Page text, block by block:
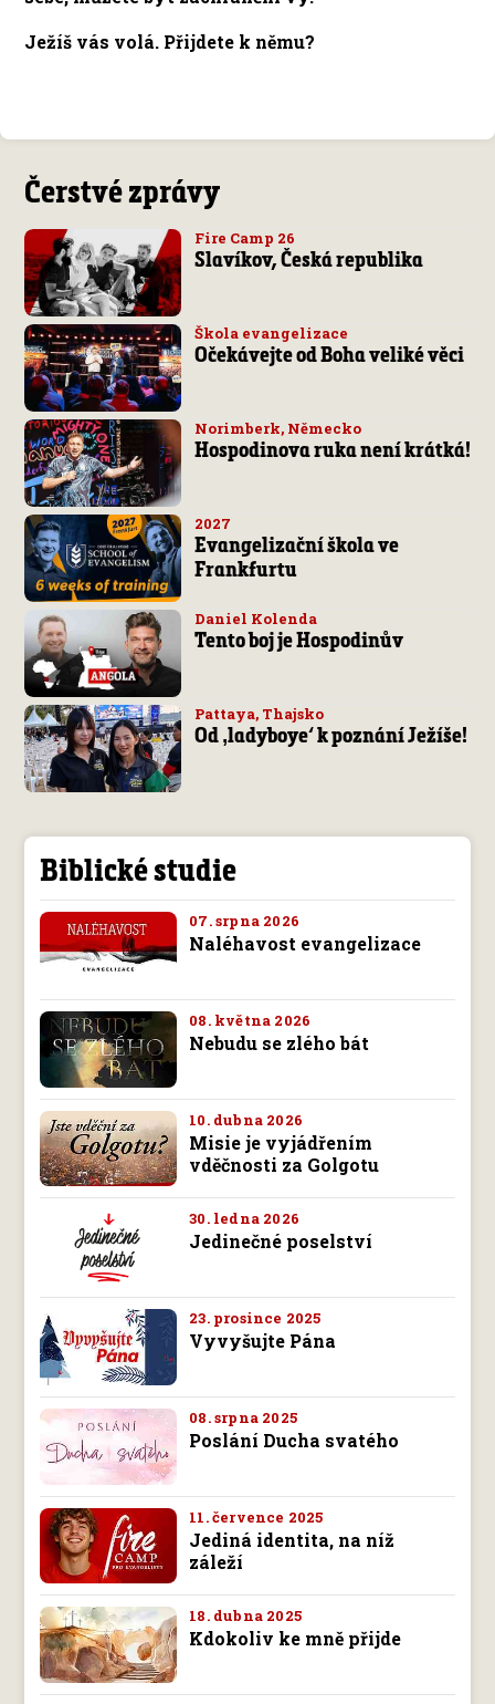
Ježíš vás volá. Přijdete k němu?
Čerstvé zprávy
Fire Camp 26
Slavíkov, Česká republika
Škola evangelizace
Očekávejte od Boha veliké věci
Norimberk, Německo
Hospodinova ruka není krátká!
2027
Evangelizační škola ve
Frankfurtu
Daniel Kolenda
Tento boj je Hospodinův
Pattaya, Thajsko
Od ‚ladyboye‘ k poznání Ježíše!
Biblické studie
07. srpna 2026
Naléhavost evangelizace
08. května 2026
Nebudu se zlého bát
10. dubna 2026
Misie je vyjádřením
vděčnosti za Golgotu
30. ledna 2026
Jedinečné poselství
23. prosince 2025
Vyvyšujte Pána
08. srpna 2025
Poslání Ducha svatého
11. července 2025
Jediná identita, na níž
záleží
18. dubna 2025
Kdokoliv ke mně přijde